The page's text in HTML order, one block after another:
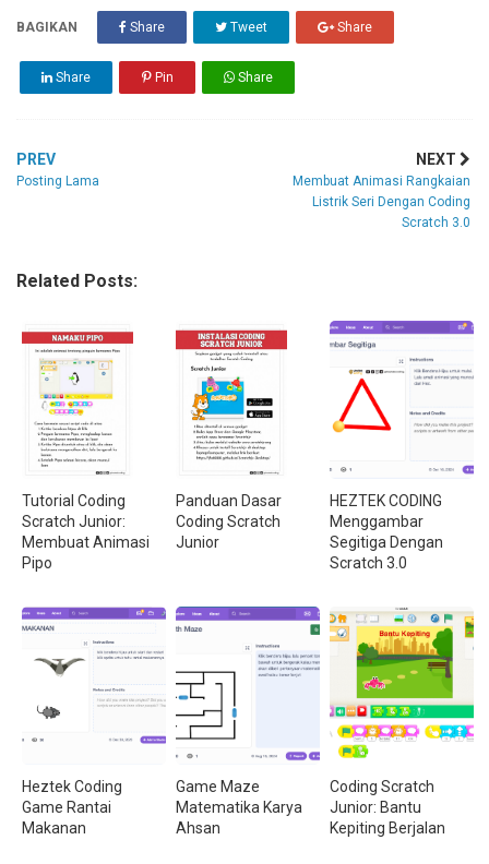
BAGIKAN Share Tweet Share
Share Pin Share
PREV
Posting Lama
NEXT
Membuat Animasi Rangkaian
Listrik Seri Dengan Coding
Scratch 3.0
Related Posts:
Tutorial Coding
Scratch Junior:
Membuat Animasi
Pipo
Panduan Dasar
Coding Scratch
Junior
HEZTEK CODING
Menggambar
Segitiga Dengan
Scratch 3.0
Heztek Coding
Game Rantai
Makanan
Game Maze
Matematika Karya
Ahsan
Coding Scratch
Junior: Bantu
Kepiting Berjalan